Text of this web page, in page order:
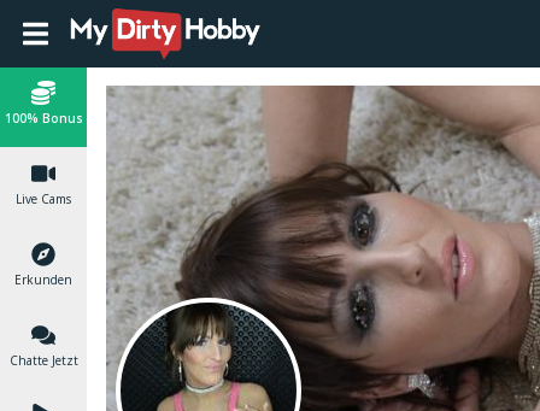
100% Bonus
Live Cams
Erkunden
Chatte Jetzt